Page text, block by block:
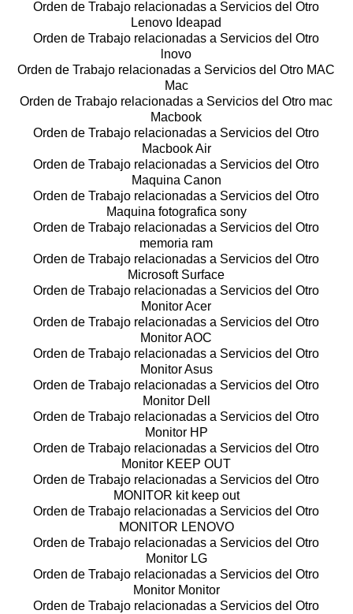
Orden de Trabajo relacionadas a Servicios del Otro
Lenovo Ideapad
Orden de Trabajo relacionadas a Servicios del Otro
lnovo
Orden de Trabajo relacionadas a Servicios del Otro MAC
Mac
Orden de Trabajo relacionadas a Servicios del Otro mac
Macbook
Orden de Trabajo relacionadas a Servicios del Otro
Macbook Air
Orden de Trabajo relacionadas a Servicios del Otro
Maquina Canon
Orden de Trabajo relacionadas a Servicios del Otro
Maquina fotografica sony
Orden de Trabajo relacionadas a Servicios del Otro
memoria ram
Orden de Trabajo relacionadas a Servicios del Otro
Microsoft Surface
Orden de Trabajo relacionadas a Servicios del Otro
Monitor Acer
Orden de Trabajo relacionadas a Servicios del Otro
Monitor AOC
Orden de Trabajo relacionadas a Servicios del Otro
Monitor Asus
Orden de Trabajo relacionadas a Servicios del Otro
Monitor Dell
Orden de Trabajo relacionadas a Servicios del Otro
Monitor HP
Orden de Trabajo relacionadas a Servicios del Otro
Monitor KEEP OUT
Orden de Trabajo relacionadas a Servicios del Otro
MONITOR kit keep out
Orden de Trabajo relacionadas a Servicios del Otro
MONITOR LENOVO
Orden de Trabajo relacionadas a Servicios del Otro
Monitor LG
Orden de Trabajo relacionadas a Servicios del Otro
Monitor Monitor
Orden de Trabajo relacionadas a Servicios del Otro